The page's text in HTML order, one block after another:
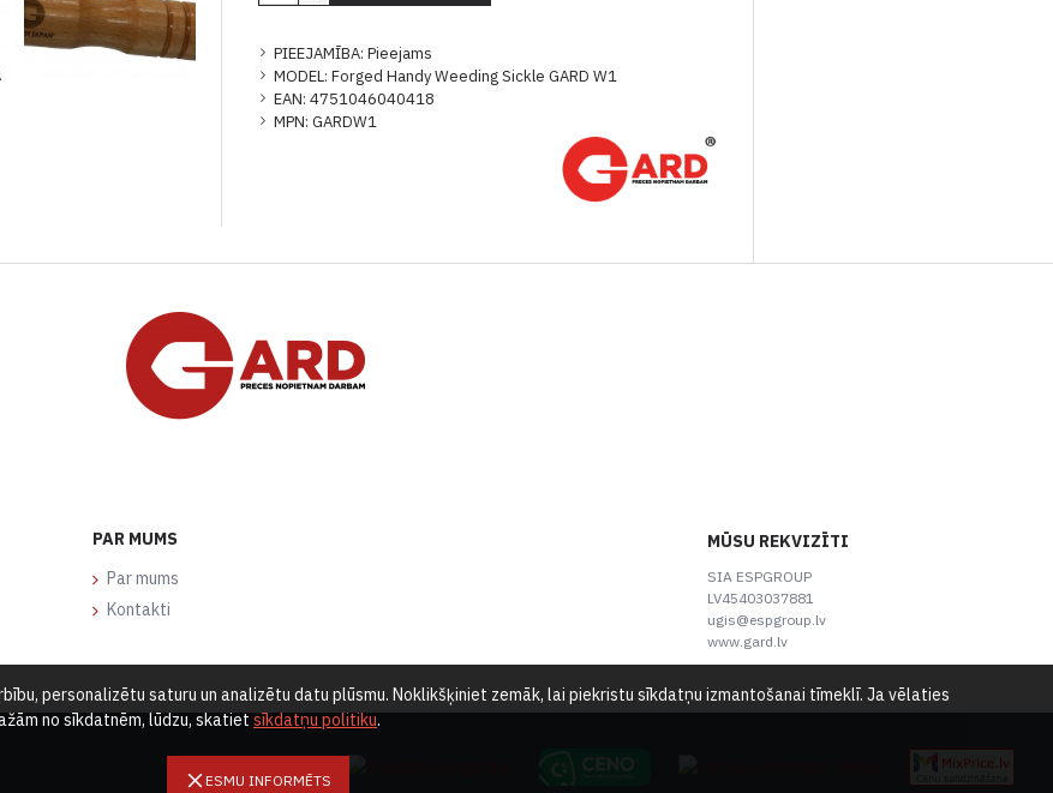
PIEEJAMĪBA: Pieejams
MODEL: Forged Handy Weeding Sickle GARD W1
EAN: 4751046040418
MPN: GARDW1
PAR MUMS
Par mums
Kontakti
MŪSU REKVIZĪTI
SIA ESPGROUP
LV45403037881
ugis@espgroup.lv
www.gard.lv
ESMU INFORMĒTS
personalizētu saturu un analizētu datu plūsmu. Noklikšķiniet zemāk, lai piekristu sīkdatņu izmantošanai tīmeklī. Ja vēlaties
no sīkdatnēm, lūdzu, skatietsīkdatņu politiku.